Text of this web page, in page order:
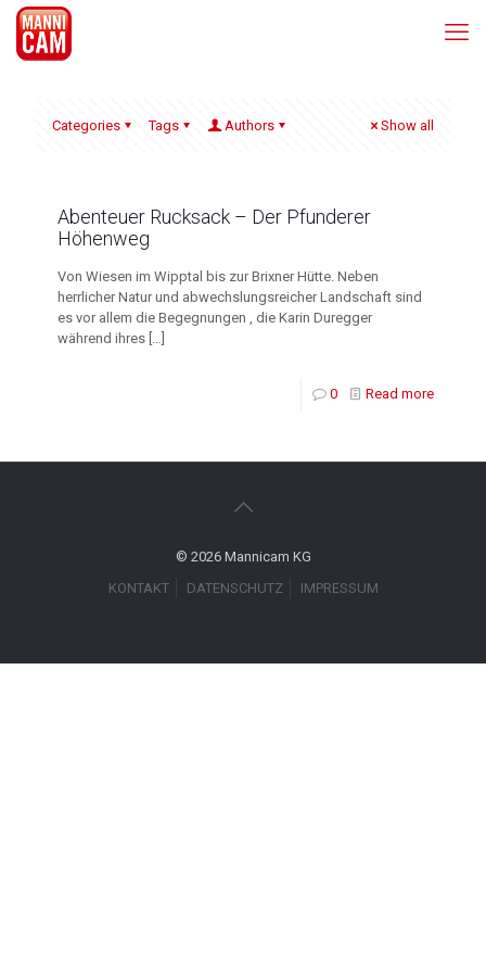
Categories Tags Authors Show all
Abenteuer Rucksack – Der Pfunderer
Höhenweg
Von Wiesen im Wipptal bis zur Brixner Hütte. Neben
herrlicher Natur und abwechslungsreicher Landschaft sind
es vor allem die Begegnungen , die Karin Duregger
während ihres […]
0 Read more
© 2026 Mannicam KG
KONTAKT
DATENSCHUTZ IMPRESSUM